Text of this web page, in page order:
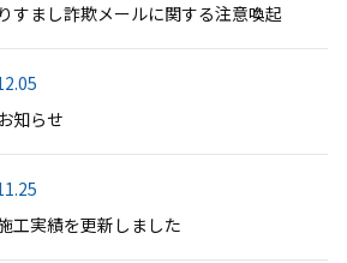
すまし詐欺メールに関する注意喚起
知らせ
工実績を更新しました